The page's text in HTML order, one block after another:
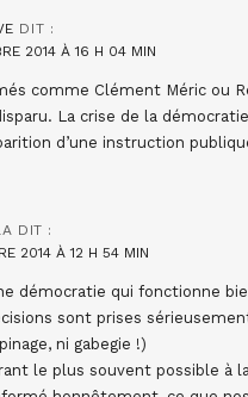
DIT :
2014 À 16 H 04 MIN
comme Clément Méric ou
La crise de la
d’une instruction
DIT :
2014 À 12 H 54 MIN
démocratie qui fonctionne
sont prises
ni gabegie !)
le plus souvent possible à